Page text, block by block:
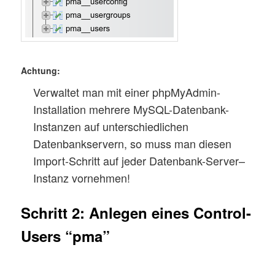
Achtung:
Verwaltet man mit einer phpMyAdmin-
Installation mehrere MySQL-Datenbank-
Instanzen auf unterschiedlichen
Datenbankservern, so muss man diesen
Import-Schritt auf jeder Datenbank-Server–
Instanz vornehmen!
Schritt 2: Anlegen eines Control-
Users “pma”